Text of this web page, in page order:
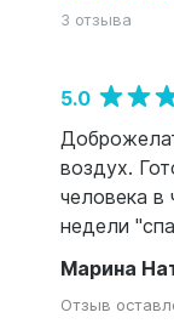
3 отзыва
5.0
воздух.
человека в
недели
Марина
Отзыв